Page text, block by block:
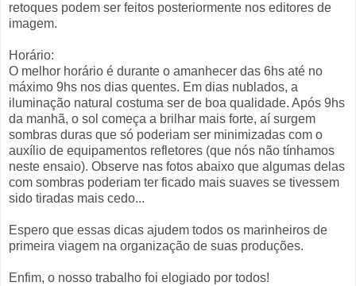
retoques podem ser feitos posteriormente nos editores de
imagem.
Horário:
O melhor horário é durante o amanhecer das 6hs até no
máximo 9hs nos dias quentes. Em dias nublados, a
iluminação natural costuma ser de boa qualidade. Após 9hs
da manhã, o sol começa a brilhar mais forte, aí surgem
sombras duras que só poderiam ser minimizadas com o
auxílio de equipamentos refletores (que nós não tínhamos
neste ensaio). Observe nas fotos abaixo que algumas delas
com sombras poderiam ter ficado mais suaves se tivessem
sido tiradas mais cedo...
Espero que essas dicas ajudem todos os marinheiros de
primeira viagem na organização de suas produções.
Enfim, o nosso trabalho foi elogiado por todos!